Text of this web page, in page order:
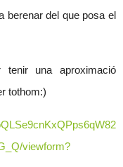
berenar del que posa el
una aproximació
tothom:)
viewform?